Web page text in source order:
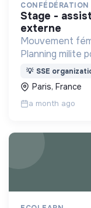
stage - assistant.e communication
externe
Mouvement
Planning milite
possibilité pour
sexualité
💡 SSE
Paris, France
a month ago